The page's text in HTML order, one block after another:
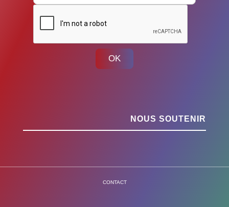
OK
NOUS SOUTENIR
CONTACT